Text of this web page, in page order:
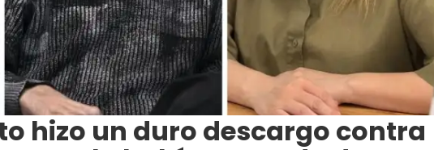
hizo un duro descargo contra